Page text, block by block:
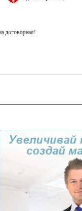
договорная!